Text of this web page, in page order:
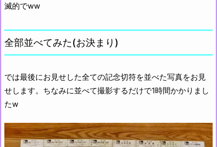
滅的でww
全部並べてみた(お決まり)
では最後にお見せした全ての記念切符を並べた写真をお見
せします。ちなみに並べて撮影するだけで1時間かかりまし
たw